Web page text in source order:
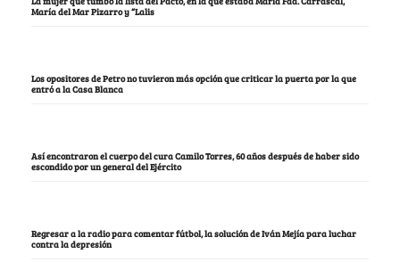
María del Mar Pizarro y “Lalis
Los opositores de Petro no tuvieron más opción que criticar la puerta por la que
entró a la Casa Blanca
Así encontraron el cuerpo del cura Camilo Torres, 60 años después de haber sido
escondido por un general del Ejército
Regresar a la radio para comentar fútbol, la solución de Iván Mejía para luchar
contra la depresión